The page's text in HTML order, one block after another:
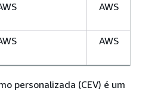
AWS
AWS
personalizada (CEV) é um